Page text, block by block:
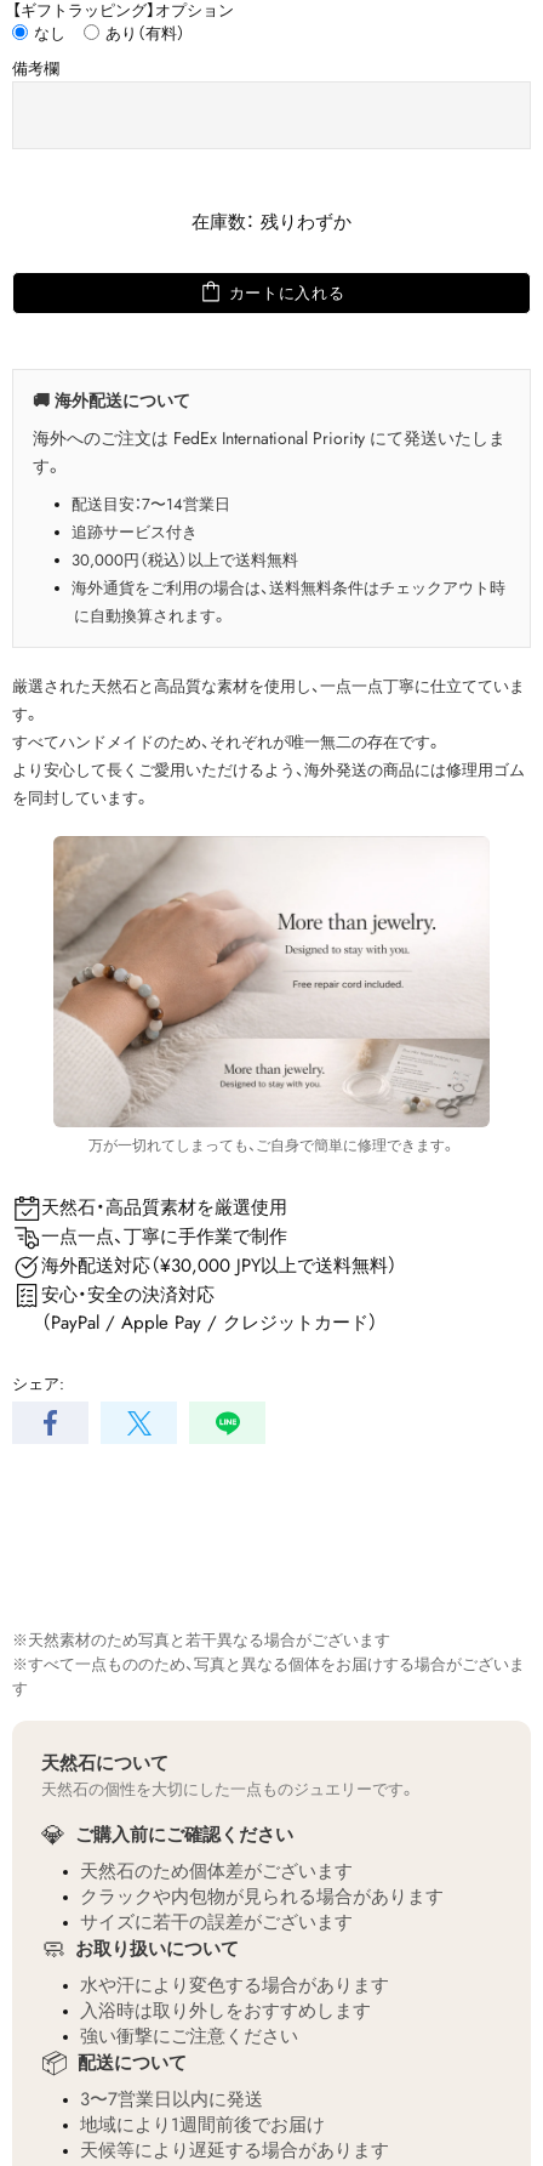
【ギフトラッピング】オプション
なし
あり（有料）
備考欄
在庫数： 残りわずか
カートに入れる
🚚 海外配送について
海外へのご注文は FedEx International Priority にて発送いたしま
す。
配送目安：7〜14営業日
追跡サービス付き
30,000円（税込）以上で送料無料
海外通貨をご利用の場合は、送料無料条件はチェックアウト時
に自動換算されます。
厳選された天然石と高品質な素材を使用し、一点一点丁寧に仕立てていま
す。
すべてハンドメイドのため、それぞれが唯一無二の存在です。
より安心して長くご愛用いただけるよう、海外発送の商品には修理用ゴム
を同封しています。
万が一切れてしまっても、ご自身で簡単に修理できます。
天然石・高品質素材を厳選使用
一点一点、丁寧に手作業で制作
海外配送対応（¥30,000 JPY以上で送料無料）
安心・安全の決済対応
（PayPal / Apple Pay / クレジットカード）
シェア:
※天然素材のため写真と若干異なる場合がございます
※すべて一点もののため、写真と異なる個体をお届けする場合がございま
す
天然石について
天然石の個性を大切にした一点ものジュエリーです。
💎 ご購入前にご確認ください
天然石のため個体差がございます
クラックや内包物が見られる場合があります
サイズに若干の誤差がございます
🧼 お取り扱いについて
水や汗により変色する場合があります
入浴時は取り外しをおすすめします
強い衝撃にご注意ください
📦 配送について
3〜7営業日以内に発送
地域により1週間前後でお届け
天候等により遅延する場合があります